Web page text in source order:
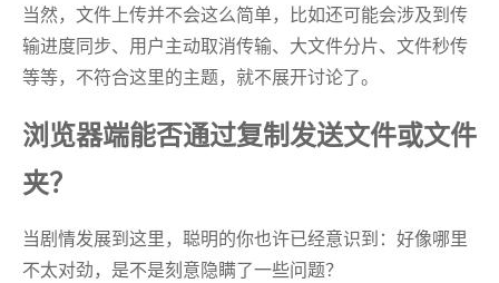
当然，文件上传并不会这么简单，比如还可能会涉及到传
输进度同步、用户主动取消传输、大文件分片、文件秒传
等等，不符合这里的主题，就不展开讨论了。
浏览器端能否通过复制发送文件或文件
夹？
当剧情发展到这里，聪明的你也许已经意识到：好像哪里
不太对劲，是不是刻意隐瞒了一些问题？